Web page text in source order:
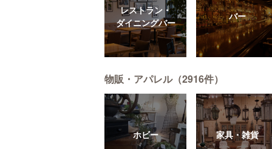
レストラン・
ダイニングバー
バー
物販・アパレル（2916件）
ホビー 家具・雑貨